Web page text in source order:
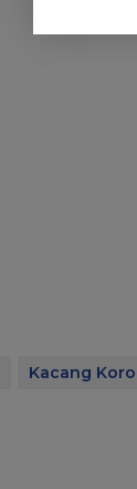
Kacang Koro